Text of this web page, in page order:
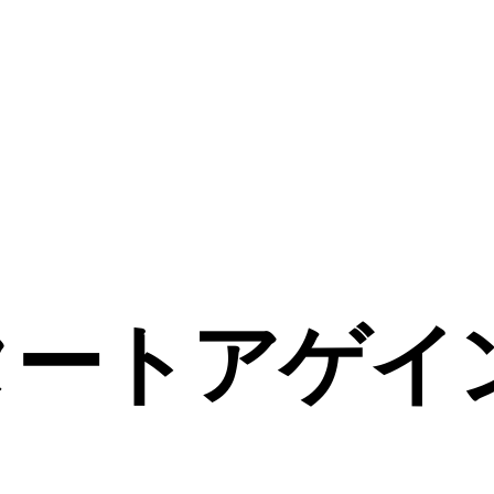
トアゲイ